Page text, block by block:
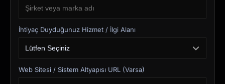
İhtiyaç Duyduğunuz Hizmet / İlgi Alanı
Web Sitesi / Sistem Altyapısı URL (Varsa)